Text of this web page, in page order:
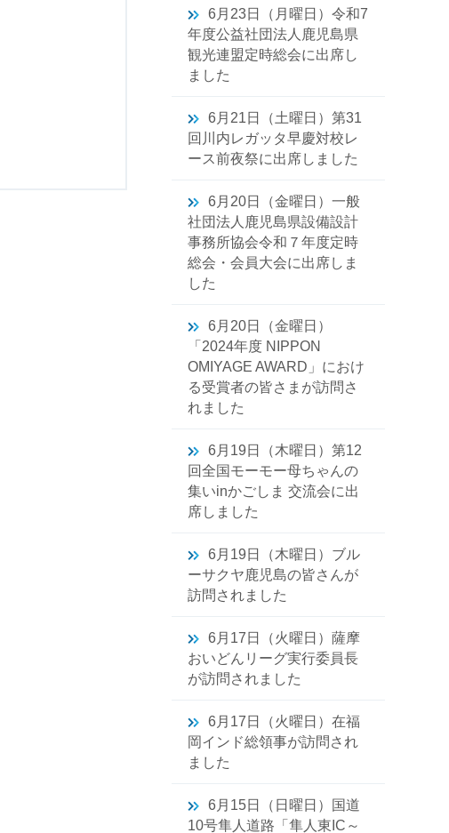
6月23日（月曜日）令和7
年度公益社団法人鹿児島県
観光連盟定時総会に出席し
ました
6月21日（土曜日）第31
回川内レガッタ早慶対校レ
ース前夜祭に出席しました
6月20日（金曜日）一般
社団法人鹿児島県設備設計
事務所協会令和７年度定時
総会・会員大会に出席しま
した
6月20日（金曜日）
「2024年度 NIPPON
OMIYAGE AWARD」におけ
る受賞者の皆さまが訪問さ
れました
6月19日（木曜日）第12
回全国モーモー母ちゃんの
集いinかごしま 交流会に出
席しました
6月19日（木曜日）ブル
ーサクヤ鹿児島の皆さんが
訪問されました
6月17日（火曜日）薩摩
おいどんリーグ実行委員長
が訪問されました
6月17日（火曜日）在福
岡インド総領事が訪問され
ました
6月15日（日曜日）国道
10号隼人道路「隼人東IC～